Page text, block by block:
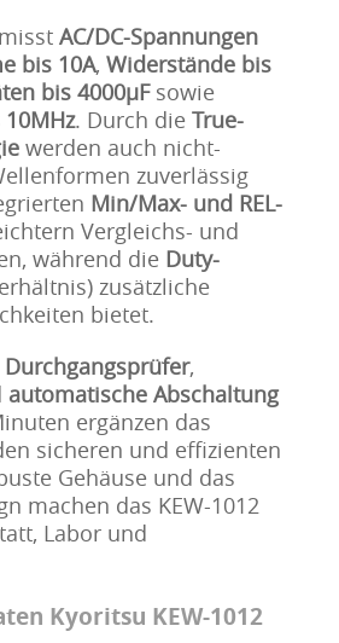
AC/DC-Spannungen
bis 10A, Widerstände bis
bis 4000µFsowie
. Durch die True-
werden auch nicht-
zuverlässig
Min/Max- und REL-
Vergleichs- und
während die Duty-
zusätzliche
bietet.
Durchgangsprüfer,
automatische Abschaltung
ergänzen das
sicheren und effizienten
Gehäuse und das
machen das KEW-1012
Labor und
Kyoritsu KEW-1012